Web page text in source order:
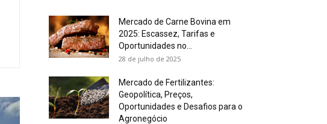
Mercado de Carne Bovina em
2025: Escassez, Tarifas e
Oportunidades no...
28 de julho de 2025
Mercado de Fertilizantes:
Geopolítica, Preços,
Oportunidades e Desafios para o
Agronegócio